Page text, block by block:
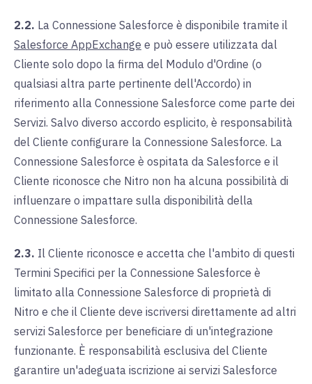
2.2. La Connessione Salesforce è disponibile tramite il
Salesforce AppExchange e può essere utilizzata dal
Cliente solo dopo la firma del Modulo d'Ordine (o
qualsiasi altra parte pertinente dell'Accordo) in
riferimento alla Connessione Salesforce come parte dei
Servizi. Salvo diverso accordo esplicito, è responsabilità
del Cliente configurare la Connessione Salesforce. La
Connessione Salesforce è ospitata da Salesforce e il
Cliente riconosce che Nitro non ha alcuna possibilità di
influenzare o impattare sulla disponibilità della
Connessione Salesforce.
2.3. Il Cliente riconosce e accetta che l'ambito di questi
Termini Specifici per la Connessione Salesforce è
limitato alla Connessione Salesforce di proprietà di
Nitro e che il Cliente deve iscriversi direttamente ad altri
servizi Salesforce per beneficiare di un'integrazione
funzionante. È responsabilità esclusiva del Cliente
garantire un'adeguata iscrizione ai servizi Salesforce